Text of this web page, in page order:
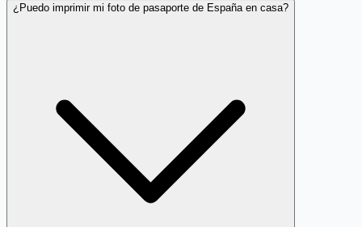
¿Puedo imprimir mi foto de pasaporte de España en casa?